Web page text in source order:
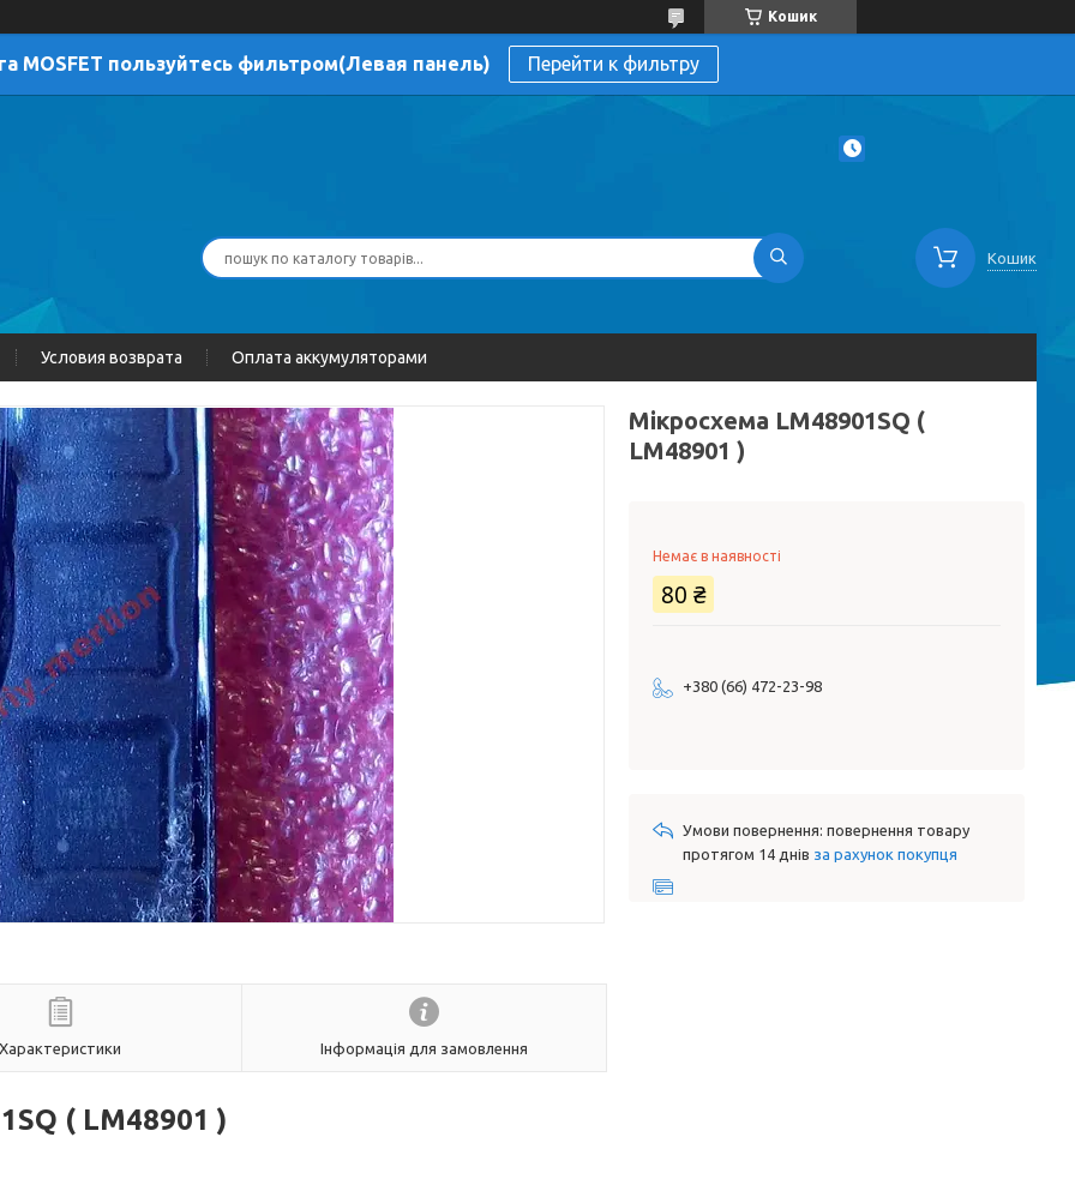
Кошик
MOSFET пользуйтесь фильтром(Левая панель) Перейти к фильтру
Кошик
Условия возврата Оплата аккумуляторами
Характеристики Інформація для замовлення
( LM48901 )
Мікросхема LM48901SQ (
LM48901 )
Немає в наявності
80 ₴
+380 (66) 472-23-98
повернення товару
протягом 14 днів за рахунок покупця